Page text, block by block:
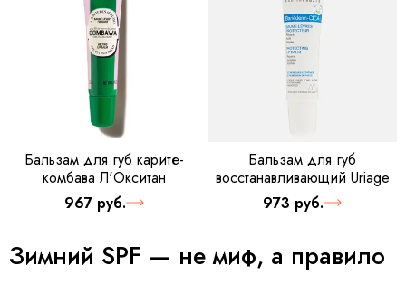
Бальзам для губ карите-
комбава Л'Окситан
967 руб.
Бальзам для губ
восстанавливающий Uriage
973 руб.
Зимний SPF — не миф, а правило